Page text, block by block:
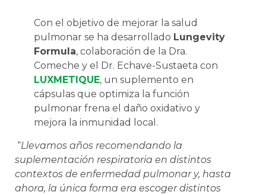
Con el objetivo de mejorar la salud
pulmonar se ha desarrollado Lungevity
Formula, colaboración de la Dra.
Comeche y el Dr. Echave-Sustaeta con
LUXMETIQUE, un suplemento en
cápsulas que optimiza la función
pulmonar frena el daño oxidativo y
mejora la inmunidad local.
“Llevamos años recomendando la
suplementación respiratoria en distintos
contextos de enfermedad pulmonar y, hasta
ahora, la única forma era escoger distintos